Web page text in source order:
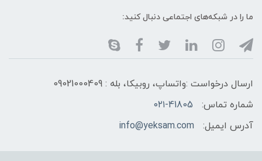
ما را در شبکه‌های اجتماعی دنبال کنید:
ارسال درخواست :واتساپ، روبیکا، بله : 09021000409
شماره تماس:
۰۲۱-41805
آدرس ایمیل:
info@yeksam.com